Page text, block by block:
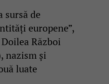
sursă de
europene”,
Război
nazism și
luate